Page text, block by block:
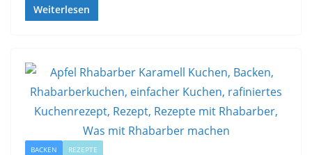
Weiterlesen
BACKEN REZEPTE